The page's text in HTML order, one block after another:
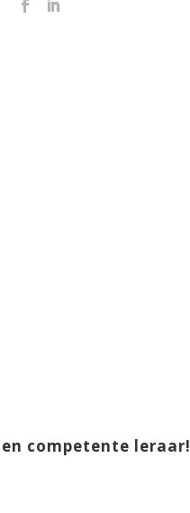
competente leraar!